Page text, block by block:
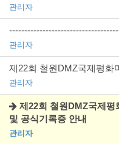
관리자
관리자
제22회 철원DMZ국제평화
관리자
제22회 철원DMZ국제
및 공식기록증 안내
관리자